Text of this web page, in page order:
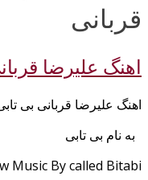
قربانی
اهنگ علیرضا
اهنگ علیرضا قربانی بی
به نام بی تابی
Music By called Bitabi